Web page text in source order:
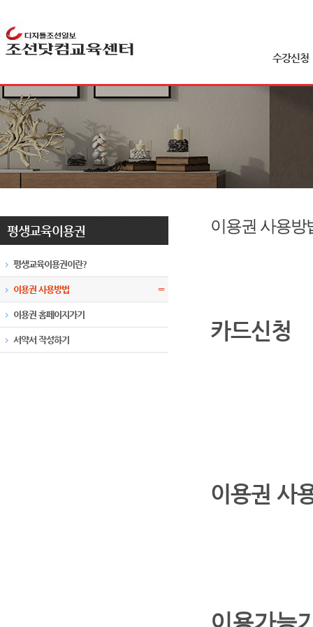
수강신청
평생교육이용권
평생교육이용권이란?
이용권 사용방법 〓
이용권 홈페이지가기
서약서 작성하기
이용권 사용방
카드신청
이용권 사
이용가능